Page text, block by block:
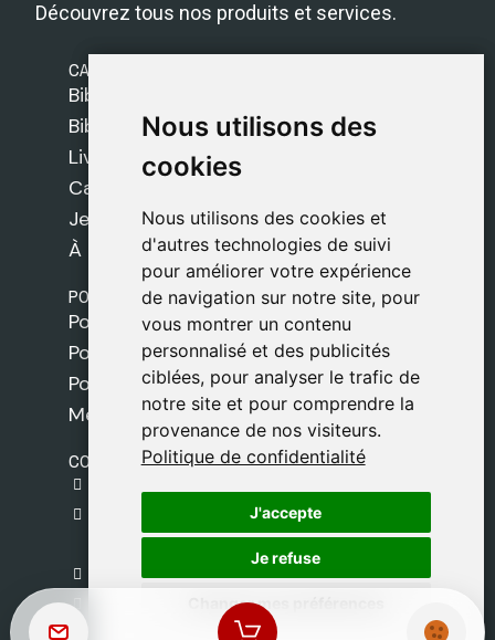
Nous utilisons des
cookies
Nous utilisons des cookies et
d'autres technologies de suivi
pour améliorer votre expérience
de navigation sur notre site, pour
vous montrer un contenu
personnalisé et des publicités
ciblées, pour analyser le trafic de
notre site et pour comprendre la
provenance de nos visiteurs.
Politique de confidentialité
J'accepte
Je refuse
Changer mes préférences
Nous utilisons des
cookies
Nous utilisons des cookies et
d'autres technologies de suivi
pour améliorer votre expérience
de navigation sur notre site, pour
vous montrer un contenu
personnalisé et des publicités
ciblées, pour analyser le trafic de
notre site et pour comprendre la
provenance de nos visiteurs.
Politique de confidentialité
J'accepte
Je refuse
Changer mes préférences
Découvrez tous nos produits et services.
CATÉGORIES
Bibles Safeliz
Bibles
Livres
Cadeaux
Jeux
À propos de nous
POLITIQUES
Politique de livraison
Politique de cookies
Politique de confidentialité
Mentions légales
CONTACT
C. del Pradillo, 6, 28770 Colmenar Viejo,
Madrid
+34 918 459 877